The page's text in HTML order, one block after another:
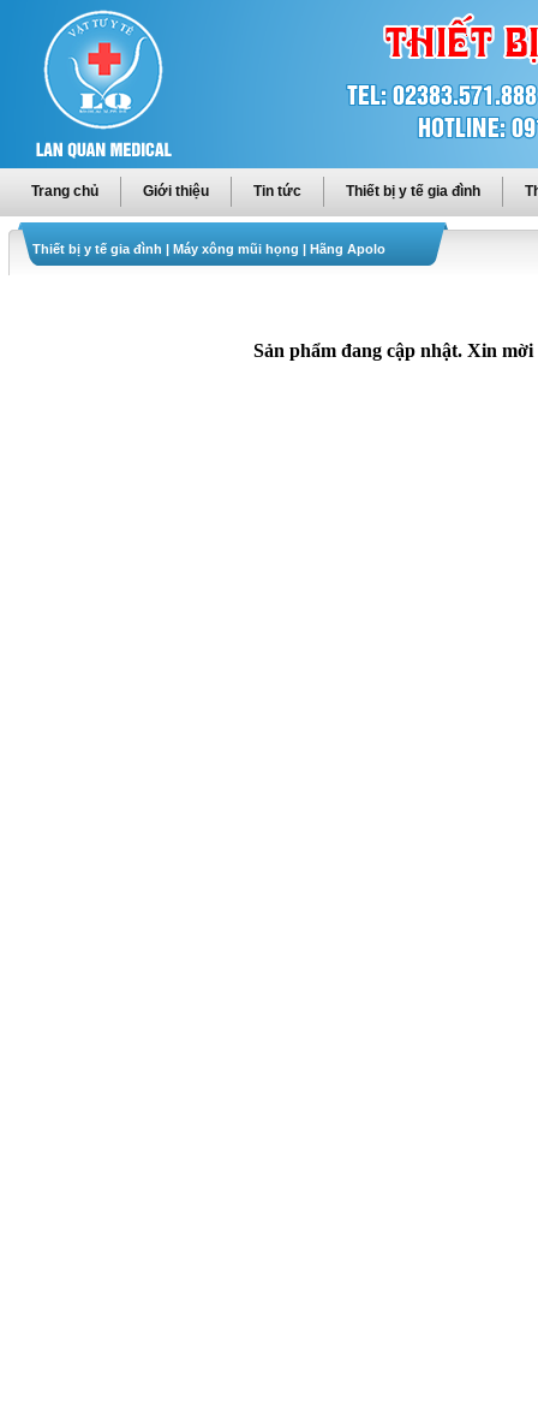
Trang chủ Giới thiệu Tin tức Thiết bị y tế gia đình
Thiết bị y tế gia đình | Máy xông mũi họng | Hãng Apolo
Sản phẩm đang cập nhật. Xin mời